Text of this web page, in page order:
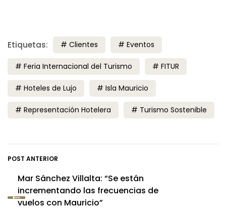
Etiquetas: Clientes Eventos
Feria Internacional del Turismo FITUR
Hoteles de Lujo Isla Mauricio
Representación Hotelera Turismo Sostenible
POST ANTERIOR
Mar Sánchez Villalta: “Se están
incrementando las frecuencias de
vuelos con Mauricio”